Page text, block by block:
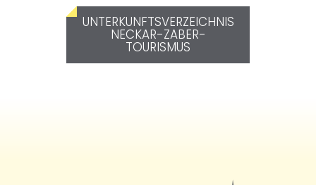
UNTERKUNFTSVERZEICHNIS
NECKAR-ZABER-
TOURISMUS